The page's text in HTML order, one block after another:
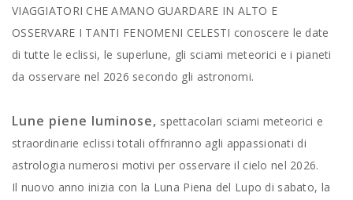
VIAGGIATORI CHE AMANO GUARDARE IN ALTO E
OSSERVARE I TANTI FENOMENI CELESTI conoscere le date
di tutte le eclissi, le superlune, gli sciami meteorici e i pianeti
da osservare nel 2026 secondo gli astronomi.
Lune piene luminose, spettacolari sciami meteorici e
straordinarie eclissi totali offriranno agli appassionati di
astrologia numerosi motivi per osservare il cielo nel 2026.
Il nuovo anno inizia con la Luna Piena del Lupo di sabato, la